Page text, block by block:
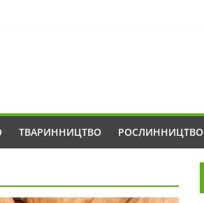
ТВАРИННИЦТВО РОСЛИННИЦТВО